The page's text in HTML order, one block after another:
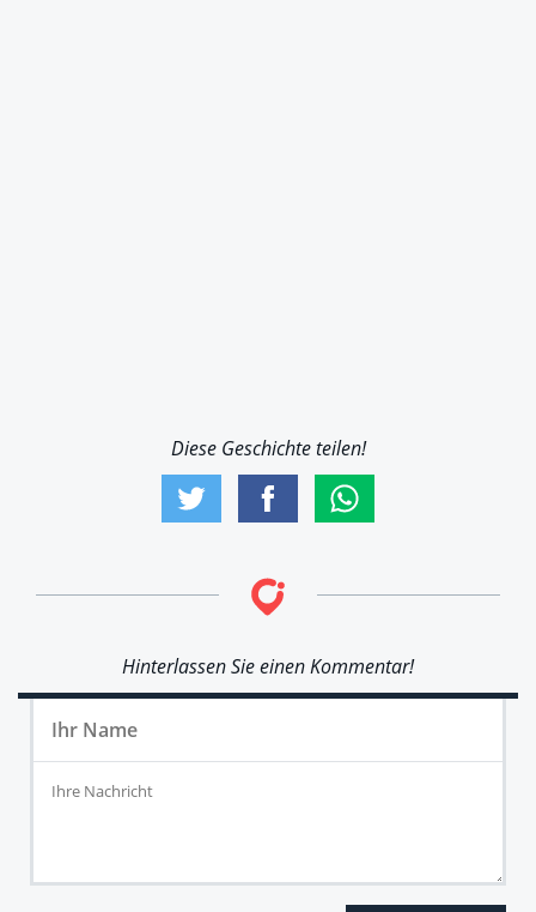
Diese Geschichte teilen!
Hinterlassen Sie einen Kommentar!